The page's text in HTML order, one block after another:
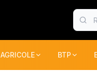
AGRICOLE BTP